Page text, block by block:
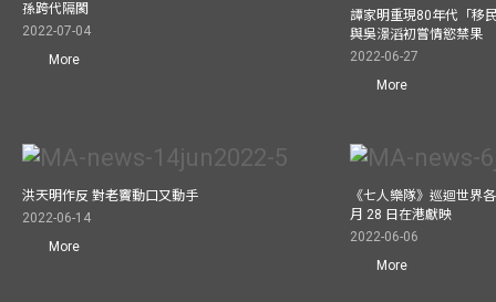
孫跨代隔閡
2022-07-04
More
譚家明重現80年代「移
與吳澋滔初嘗情慾禁果
2022-06-27
More
洪天明作反 對老竇動口又動手
2022-06-14
More
《七人樂隊》巡迴世界
月 28 日在港獻映
2022-06-06
More